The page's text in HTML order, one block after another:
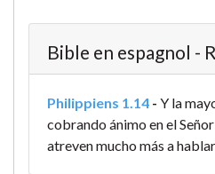
Bible en espagnol -
Philippiens 1.14 - Y la
cobrando ánimo en el
atreven mucho más a